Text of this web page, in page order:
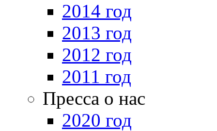
2014 год
2013 год
2012 год
2011 год
Пресса о нас
2020 год